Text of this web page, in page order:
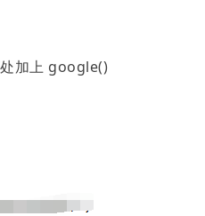
加上 google()